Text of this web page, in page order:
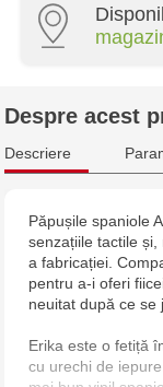
Multistore
Jucărenia
Multistore
Multistore
Despre acest
Descriere
Păpușile spaniole
senzațiile tactile
a fabricației.
pentru a-i oferi
neuitat după ce se
Erika este o fetiță
cu urechi de